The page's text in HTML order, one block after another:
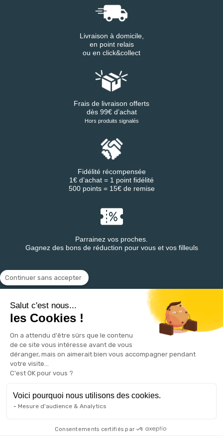
Continuer sans accepter
Salut c'est nous...
les Cookies !
On a attendu d'être sûrs que le contenu
de ce site vous intéresse avant de vous
déranger, mais on aimerait bien vous accompagner pendant
votre visite...
C'est OK pour vous ?
Voici pourquoi nous utilisons des cookies.
Mesure d'audience & Analytics
Consentements certifiés par
Livraison à domicile,
en point relais
ou en click&collect
Frais de livraison offerts
dès 99€ d’achat
Hors produits signalés
Fidélité récompensée
1€ d’achat = 1 point fidélité
500 points = 15€ de remise
Parrainez vos proches.
Gagnez des bons de réduction pour vous et vos filleuls
Retrouvez DESTINEA® sur
NOTRE SOCIÉTÉ